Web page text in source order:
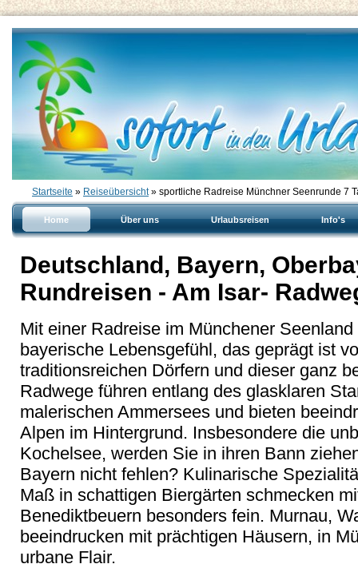
Startseite » Reiseübersicht» sportliche Radreise Münchner Seenrunde 7
Home Über uns Urlaubsreisen Info's
Deutschland, Bayern,
Rundreisen - Am Isar-
Mit einer Radreise im Münchener
bayerische Lebensgefühl, das geprägt ist
traditionsreichen Dörfern und dieser ganz
Radwege führen entlang des glasklaren
malerischen Ammersees und bieten
Alpen im Hintergrund. Insbesondere die
Kochelsee, werden Sie in ihren Bann
Bayern nicht fehlen? Kulinarische
Maß in schattigen Biergärten schmecken
Benediktbeuern besonders fein. Murnau,
beeindrucken mit prächtigen Häusern, in
urbane Flair.